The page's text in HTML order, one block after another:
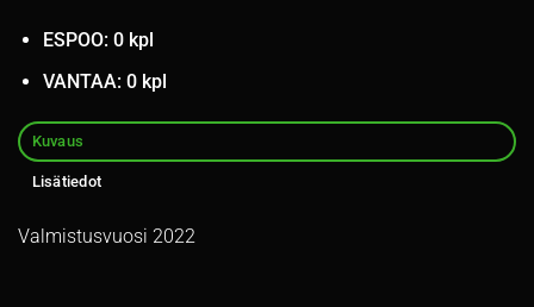
ESPOO: 0 kpl
VANTAA: 0 kpl
Kuvaus
Lisätiedot
Valmistusvuosi 2022